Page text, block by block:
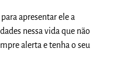
apresentar ele a
nessa vida que não
alerta e tenha o seu